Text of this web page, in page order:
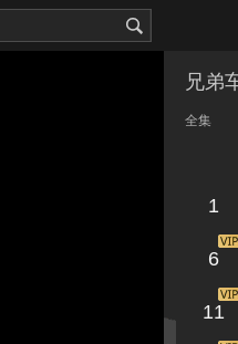
兄弟
全集
1
6
11